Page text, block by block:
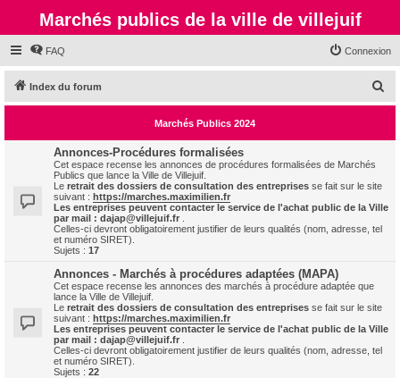
Marchés publics de la ville de villejuif
FAQ Connexion
Index du forum
e
c
Marchés Publics 2024
Annonces-Procédures formalisées
Cet espace recense les annonces de procédures formalisées de Marchés
Publics que lance la Ville de Villejuif.
Le retrait des dossiers de consultation des entreprises se fait sur le site
suivant : https://marches.maximilien.fr
Les entreprises peuvent contacter le service de l'achat public de la Ville
par mail : dajap@villejuif.fr
Celles-ci devront obligatoirement justifier de leurs qualités (nom, adresse, tel
et numéro SIRET).
Sujets : 17
Annonces - Marchés à procédures adaptées (MAPA)
Cet espace recense les annonces des marchés à procédure adaptée que
lance la Ville de Villejuif.
Le retrait des dossiers de consultation des entreprises se fait sur le site
suivant : https://marches.maximilien.fr
Les entreprises peuvent contacter le service de l'achat public de la Ville
par mail : dajap@villejuif.fr
Celles-ci devront obligatoirement justifier de leurs qualités (nom, adresse, tel
et numéro SIRET).
Sujets : 22